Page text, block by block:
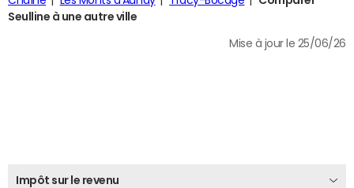
Seulline à une autre ville
Mise à jour le 25/06/26
Impôt sur le revenu